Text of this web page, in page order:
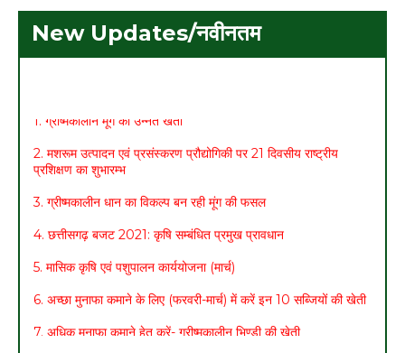
New Updates/नवीनतम
2. मशरूम उत्पादन एवं प्रसंस्करण प्रौद्योगिकी पर 21 दिवसीय राष्ट्रीय
3. ग्रीष्मकालीन धान का विकल्प बन रही मूंग की फसल
4. छत्तीसगढ़ बजट 2021: कृषि सम्बंधित प्रमुख प्रावधान
5. मासिक कृषि एवं पशुपालन कार्ययोजना (मार्च)
6. अच्छा मुनाफा कमाने के लिए (फरवरी-मार्च) में करें इन 10 सब्जियों की खेती
7. अधिक मुनाफा कमाने हेतु करें- ग्रीष्मकालीन भिण्डी की खेती